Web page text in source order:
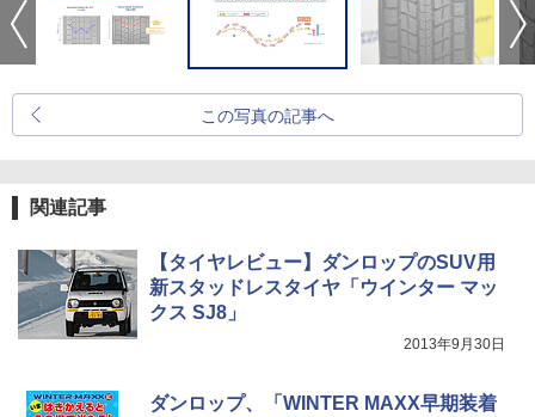
この写真の記事へ
関連記事
【タイヤレビュー】ダンロップのSUV用
新スタッドレスタイヤ「ウインター マッ
クス SJ8」
2013年9月30日
ダンロップ、「WINTER MAXX早期装着